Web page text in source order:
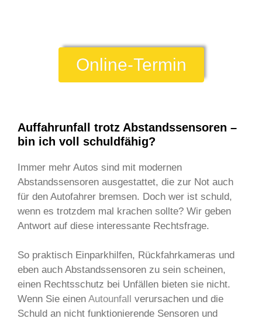
Online-Termin
Auffahrunfall trotz Abstandssensoren –
bin ich voll schuldfähig?
Immer mehr Autos sind mit modernen
Abstandssensoren ausgestattet, die zur Not auch
für den Autofahrer bremsen. Doch wer ist schuld,
wenn es trotzdem mal krachen sollte? Wir geben
Antwort auf diese interessante Rechtsfrage.
So praktisch Einparkhilfen, Rückfahrkameras und
eben auch Abstandssensoren zu sein scheinen,
einen Rechtsschutz bei Unfällen bieten sie nicht.
Wenn Sie einen Autounfall verursachen und die
Schuld an nicht funktionierende Sensoren und